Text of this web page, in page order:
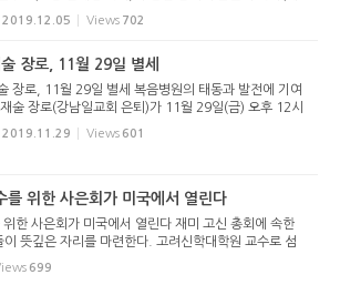
합 국내선교부 총무)를 초청해 통합측 총회 개척훈련, 제
련, 목회자계속훈련에 대해 듣고 배우는 시간을 가졌다.
2019.12.05 Views 702
장로, 11월 29일 별세
장로, 11월 29일 별세 복음병원의 태동과 발전에 기여
술 장로(강남일교회 은퇴)가 11월 29일(금) 오후 12시
세했다. 파라과이 선교사를 지낸 이정건 선교사(KPM 멤
어원장)의 부친이다. 고 이재술 장로는 전영창 교장과 함
2019.11.29 Views 601
를 위한 사은회가 미국에서 열린다
한 사은회가 미국에서 열린다 재미 고신 총회에 속한
뜻깊은 자리를 마련한다. 고려신학대학원 교수로 섬
, 구약신학)와 이보민 교수(기독교 윤리학, 기독교 교
699